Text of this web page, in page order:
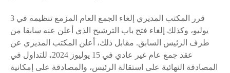
قرر المكتب المديري إلغاء الجمع العام المزمع تنظيمه في 3
يوليو، وكذلك إلغاء فتح باب الترشيح الذي أعلن عنه سابقا من
طرف الرئيس السابق. مقابل ذلك، أعلن المكتب المديري عن
عقد جمع عام غير عادي في 15 يوليوز 2024، للتداول في
المصادقة النهائية على استقالة الرئيس، والمصادقة على إمكانية